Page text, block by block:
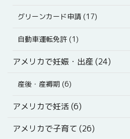
グリーンカード申請 (17)
自動車運転免許 (1)
アメリカで妊娠・出産 (24)
産後・産褥期 (6)
アメリカで妊活 (6)
アメリカで子育て (26)